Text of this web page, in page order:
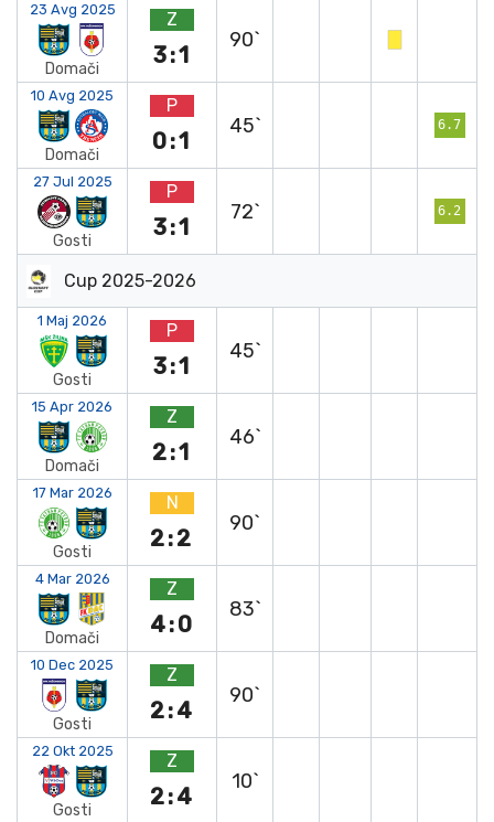
23 Avg 2025
Domači
Z
3:1
90`
10 Avg 2025
Domači
P
0:1
45` 6.7
27 Jul 2025
Gosti
P
3:1
72` 6.2
Cup 2025-2026
1 Maj 2026
Gosti
P
3:1
45`
15 Apr 2026
Domači
Z
2:1
46`
17 Mar 2026
Gosti
N
2:2
90`
4 Mar 2026
Domači
Z
4:0
83`
10 Dec 2025
Gosti
Z
2:4
90`
22 Okt 2025
Gosti
Z
2:4
10`